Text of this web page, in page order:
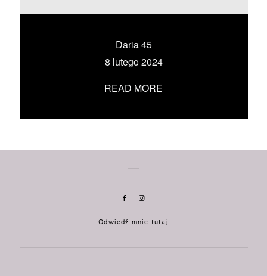
Daria 45
8 lutego 2024
READ MORE
UMÓW SIĘ ZE MNĄ →
Odwiedź mnie tutaj